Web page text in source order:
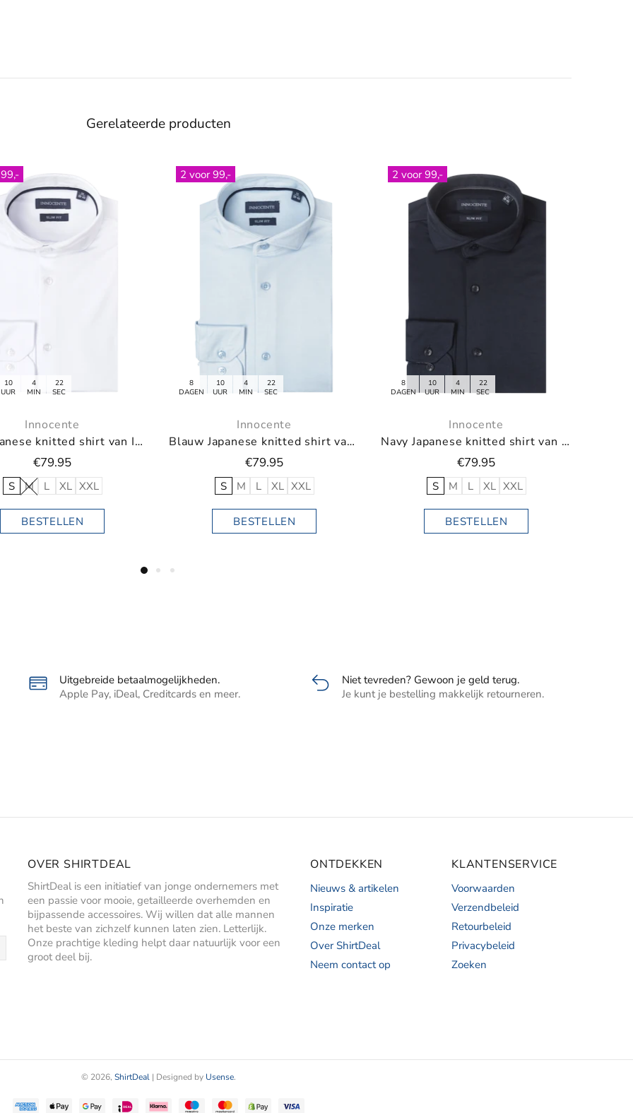
Gerelateerde producten
Uitgebreide betaalmogelijkheden.
Apple Pay, iDeal, Creditcards en meer.
Niet tevreden? Gewoon je geld terug.
Je kunt je bestelling makkelijk retourneren.
OVER SHIRTDEAL
ShirtDeal is een initiatief van jonge ondernemers met
een passie voor mooie, getailleerde overhemden en
bijpassende accessoires. Wij willen dat alle mannen
het beste van zichzelf kunnen laten zien. Letterlijk.
Onze prachtige kleding helpt daar natuurlijk voor een
groot deel bij.
ONTDEKKEN
Nieuws & artikelen
Inspiratie
Onze merken
Over ShirtDeal
Neem contact op
KLANTENSERVICE
Voorwaarden
Verzendbeleid
Retourbeleid
Privacybeleid
Zoeken
© 2026, ShirtDeal| Designed by Usense.